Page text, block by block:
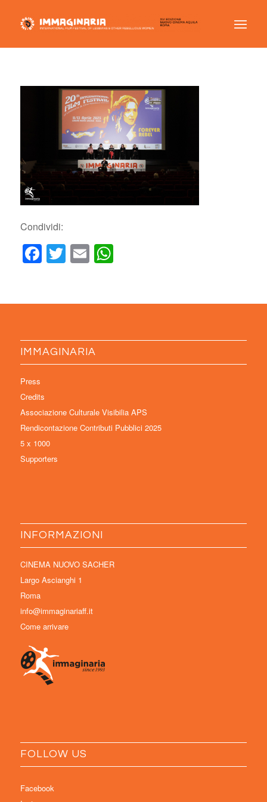
Condividi:
Facebook
Twitter
EmailWhatsApp
IMMAGINARIA
Press
Credits
Associazione Culturale Visibilia APS
Rendicontazione Contributi Pubblici 2025
5 x 1000
Supporters
INFORMAZIONI
CINEMA NUOVO SACHER
Largo Ascianghi 1
Roma
info@immaginariaff.it
Come arrivare
FOLLOW US
Facebook